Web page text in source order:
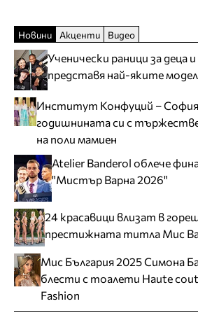
Новини Акценти Видео
Ученически раници за деца
представя най-яките
Институт Конфуций –
годишнината си с
на поли мамиен
Atelier Banderol облече
"Мистър Варна 2026"
24 красавици влизат в
престижната титла Мис
Мис България 2025 Симона
блести с тоалети Haute
Fashion